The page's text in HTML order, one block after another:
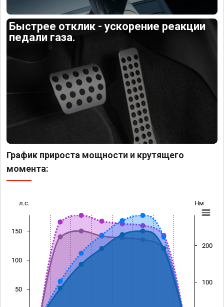
Быстрее отклик - ускорение реакции
педали газа.
График прироста мощности и крутящего
момента:
л.с. Нм
50
100
150
100
200